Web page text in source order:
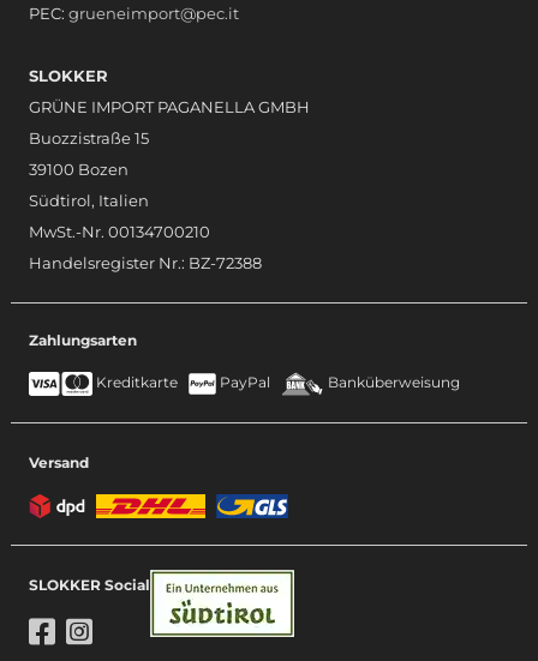
PEC:grueneimport@pec.it
SLOKKER
GRÜNE IMPORT PAGANELLA GMBH
Buozzistraße 15
39100 Bozen
Südtirol, Italien
MwSt.-Nr. 00134700210
Handelsregister Nr.: BZ-72388
Zahlungsarten
Kreditkarte PayPal Banküberweisung
Versand
SLOKKER Social